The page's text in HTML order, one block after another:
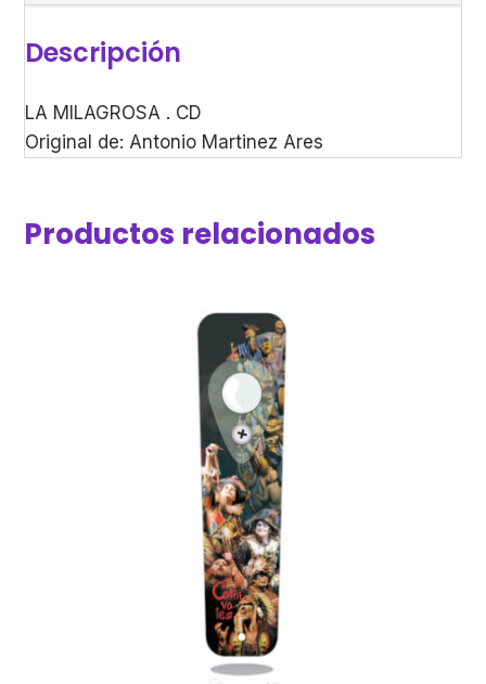
Descripción
LA MILAGROSA . CD
Original de: Antonio Martinez Ares
Productos relacionados